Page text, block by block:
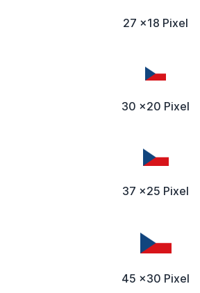
27 x18 Pixel
30 x20 Pixel
37 x25 Pixel
45 x30 Pixel